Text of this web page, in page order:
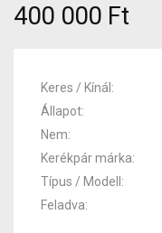
400 000 Ft
Keres / Kínál
Állapot
Nem
Kerékpár márka
Típus / Modell
Feladva